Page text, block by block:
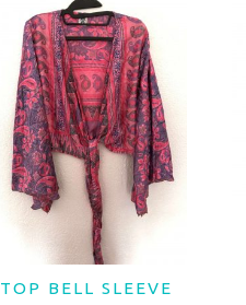
LER MAIS
TOP BELL SLEEVE